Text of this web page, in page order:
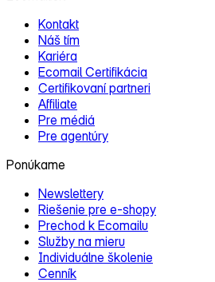
Kontakt
Náš tím
Kariéra
Ecomail Certifikácia
Certifikovaní partneri
Affiliate
Pre médiá
Pre agentúry
Ponúkame
Newslettery
Riešenie pre e‑shopy
Prechod k Ecomailu
Služby na mieru
Individuálne školenie
Cenník